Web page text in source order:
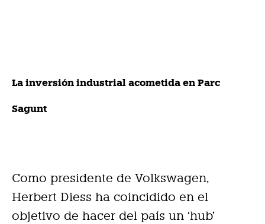
La inversión industrial acometida en Parc
Sagunt
Como presidente de Volkswagen,
Herbert Diess ha coincidido en el
objetivo de hacer del país un ‘hub’